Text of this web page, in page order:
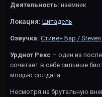
Деятельность: наемник
Локация: Цитадель
Озвучка: Стивен Бар / Steven
Урднот Рекс – один из
сочетает в себе сильные
мощью солдата.
Несмотря на брутальную